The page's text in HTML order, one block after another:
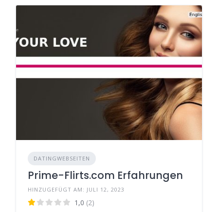
DATINGWEBSEITEN
Prime-Flirts.com Erfahrungen
HINZUGEFÜGT AM: JULI 12, 2023
1,0 (2)